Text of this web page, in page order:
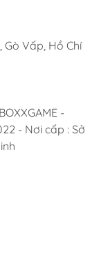
Gò Vấp, Hồ Chí
-
- Nơi cấp : Sở